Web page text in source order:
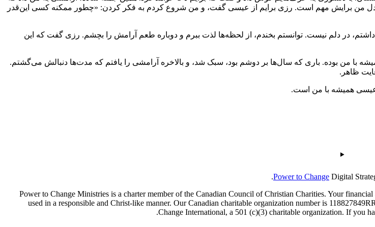
من برایش مهم است. رزی برایم از عیسی گفت، و من شروع کردم به فکر کردن: «چطور ممکنه کسی این‌قدر
در دلم نیست. توانستم بخندم، از لحظه‌ها لذت ببرم و دوباره طعم آرامش را بچشم. رزی گفت که این
با من بوده. باری که سال‌ها بر دوشم بود، سبک شد، و بالاخره آرامشی را یافتم که مدت‌ها دنبالش می‌گشتم.
ظاهر.
عیسی همیشه با من است.
Power to Change Digital
Power to Change Ministries is a charter member of the Canadian Council of Christian Charities. Your
used in a responsible and Christ-like manner. Our Canadian charitable organization number is
Change International, a 501 (c)(3) charitable organization. If you